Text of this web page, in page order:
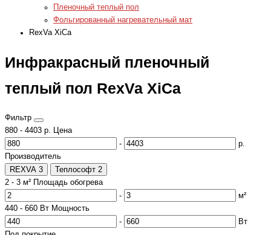
Пленочный теплый пол
Фольгированный нагревательный мат
RexVa XiCa
Инфракрасный пленочный
теплый пол RexVa XiCa
Фильтр
880 - 4403 р. Цена
-
р.
Производитель
REXVA 3 Теплософт 2
2 - 3 м²
Площадь обогрева
-
м²
440 - 660 Вт Мощность
-
Вт